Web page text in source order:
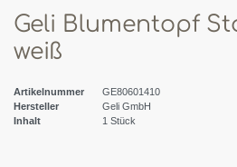
Geli Blumentopf
weiß
Artikelnummer
GE80601410
Hersteller
Geli GmbH
Inhalt
1 Stück